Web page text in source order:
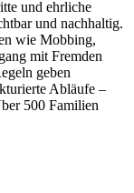
und ehrliche
und nachhaltig.
wie Mobbing,
mit Fremden
geben
Abläufe –
500 Familien